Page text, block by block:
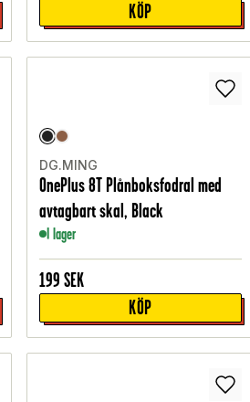
KÖP
DG.MING
OnePlus 8T Plånboksfodral med
avtagbart skal, Black
I lager
199 SEK
KÖP